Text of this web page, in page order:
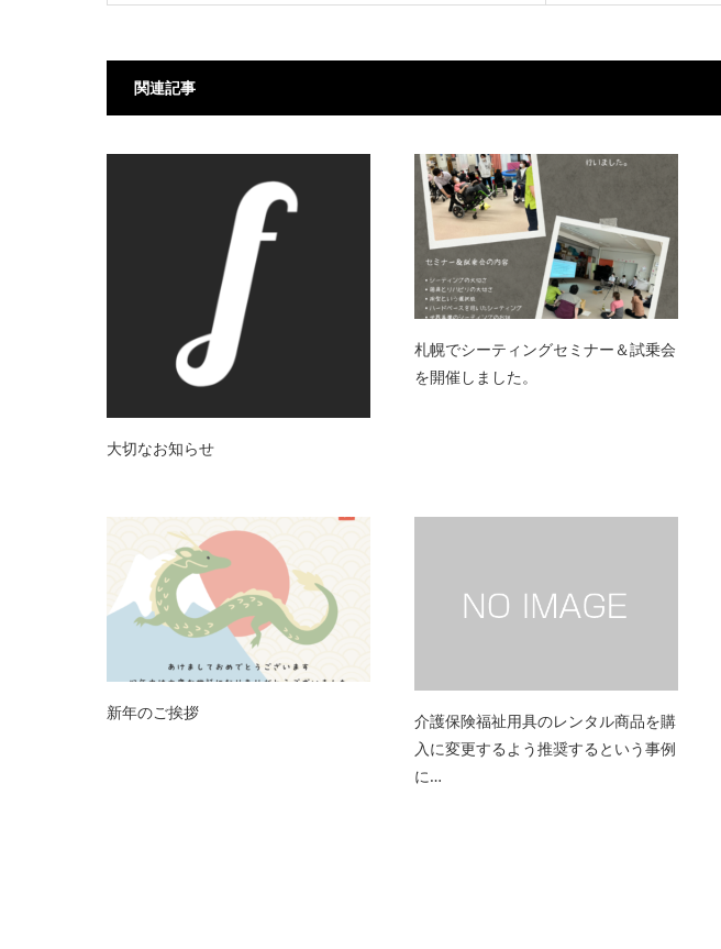
関連記事
大切なお知らせ
札幌でシーティングセミナー＆試乗会
を開催しました。
新年のご挨拶
介護保険福祉用具のレンタル商品を購
入に変更するよう推奨するという事例
に…